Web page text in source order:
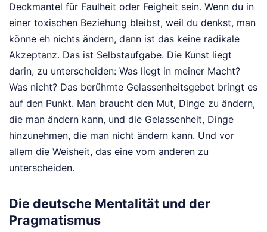
Deckmantel für Faulheit oder Feigheit sein. Wenn du in
einer toxischen Beziehung bleibst, weil du denkst, man
könne eh nichts ändern, dann ist das keine radikale
Akzeptanz. Das ist Selbstaufgabe. Die Kunst liegt
darin, zu unterscheiden: Was liegt in meiner Macht?
Was nicht? Das berühmte Gelassenheitsgebet bringt es
auf den Punkt. Man braucht den Mut, Dinge zu ändern,
die man ändern kann, und die Gelassenheit, Dinge
hinzunehmen, die man nicht ändern kann. Und vor
allem die Weisheit, das eine vom anderen zu
unterscheiden.
Die deutsche Mentalität und der
Pragmatismus